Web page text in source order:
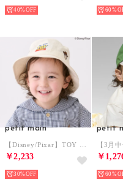
40% 60%
petit main
￥2,233
30%
petit
￥
60%